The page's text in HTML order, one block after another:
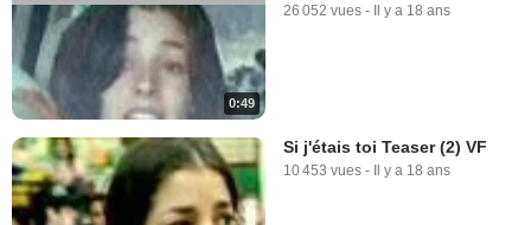
0:49
26 052 vues - Il y a 18 ans
Si j'étais toi Teaser (2) VF
10 453 vues - Il y a 18 ans